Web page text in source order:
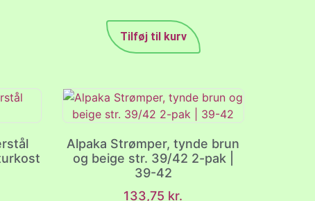
Tilføj til kurv
Alpaka Strømper, tynde brun
og beige str. 39/42 2-pak |
39-42
133,75 kr.